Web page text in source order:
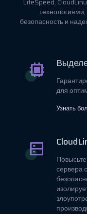
безопасность и
для
Узнать
сервера